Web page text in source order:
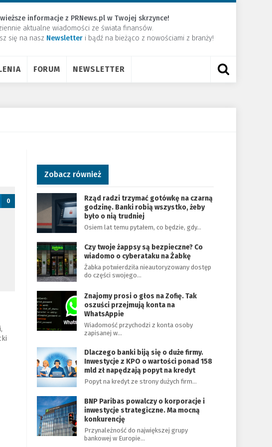
informacje z PRNews.pl w Twojej skrzynce!
aktualne wiadomości ze świata finansów.
się na nasz Newsletter ​i bądź na bieżąco z nowościami z branży!
FORUM NEWSLETTER
0
Zobacz również
Rząd radzi trzymać gotówkę na czarną
godzinę. Banki robią wszystko, żeby
było o nią trudniej
Osiem lat temu pytałem, co będzie, gdy…
Czy twoje żappsy są bezpieczne? Co
wiadomo o cyberataku na Żabkę
Żabka potwierdziła nieautoryzowany dostęp
do części swojego…
Znajomy prosi o głos na Zofię. Tak
oszuści przejmują konta na
WhatsAppie
Wiadomość przychodzi z konta osoby
zapisanej w…
Dlaczego banki biją się o duże firmy.
Inwestycje z KPO o wartości ponad 158
mld zł napędzają popyt na kredyt
Popyt na kredyt ze strony dużych firm…
BNP Paribas powalczy o korporacje i
inwestycje strategiczne. Ma mocną
konkurencję
Przynależność do największej grupy
bankowej w Europie…